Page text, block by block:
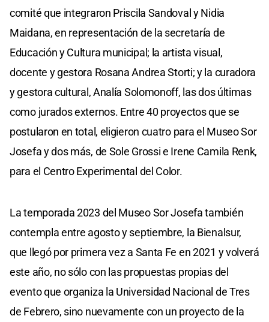
comité que integraron Priscila Sandoval y Nidia
Maidana, en representación de la secretaría de
Educación y Cultura municipal; la artista visual,
docente y gestora Rosana Andrea Storti; y la curadora
y gestora cultural, Analía Solomonoff, las dos últimas
como jurados externos. Entre 40 proyectos que se
postularon en total, eligieron cuatro para el Museo Sor
Josefa y dos más, de Sole Grossi e Irene Camila Renk,
para el Centro Experimental del Color.
La temporada 2023 del Museo Sor Josefa también
contempla entre agosto y septiembre, la Bienalsur,
que llegó por primera vez a Santa Fe en 2021 y volverá
este año, no sólo con las propuestas propias del
evento que organiza la Universidad Nacional de Tres
de Febrero, sino nuevamente con un proyecto de la